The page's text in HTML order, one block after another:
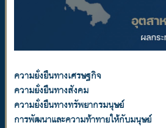
ความยั่งยืนทางเศรษฐกิจ
ความยั่งยืนทางสังคม
ความยั่งยืนทางทรัพยากรมนุษย์
การพัฒนาและความท้าทายให้กับมนุษย์